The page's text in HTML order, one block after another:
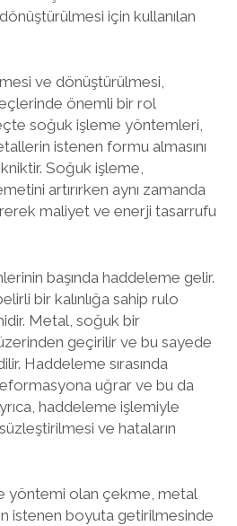
için kullanılan
ve dönüştürülmesi,
önemli bir rol
soğuk işleme yöntemleri,
istenen formu almasını
Soğuk işleme,
artırırken aynı zamanda
maliyet ve enerji tasarrufu
başında haddeleme gelir.
bir kalınlığa sahip rulo
Metal, soğuk bir
geçirilir ve bu sayede
Haddeleme sırasında
uğrar ve bu da
haddeleme işlemiyle
ve hataların
yöntemi olan çekme, metal
istenen boyuta getirilmesinde